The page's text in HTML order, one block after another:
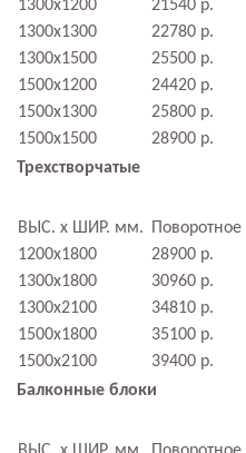
1300х1200
21540 р.
1300х1300
22780 р.
1300х1500
25500 р.
1500х1200
24420 р.
1500х1300
25800 р.
1500х1500
28900 р.
Трехстворчатые
ВЫС. х ШИР. мм. Поворотное
1200х1800
28900 р.
1300х1800
30960 р.
1300х2100
34810 р.
1500х1800
35100 р.
1500х2100
39400 р.
Балконные блоки